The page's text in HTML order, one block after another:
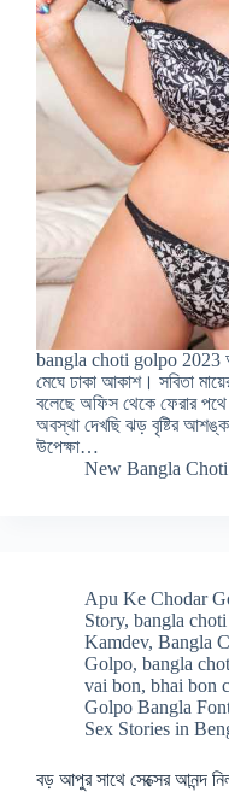
bangla choti golpo 2023
মেঘে ঢাকা আকাশ। সবিতা
বলেছে অফিস থেকে ফেরার
অবস্থা দেখছি ঝড় বৃষ্টির
উপেক্ষা…
New Bangla
Apu Ke Chodar
Story, bangla
Kamdev, Bangla
Golpo, bangla
vai bon, bhai bon
Golpo Bangla
Sex Stories in
বড় আপুর সাথে সেক্সের আনন্দ